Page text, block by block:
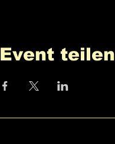
Event teilen